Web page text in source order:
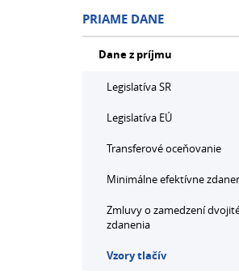
PRIAME DANE
Dane z príjmu
Legislatíva SR
Legislatíva EÚ
Transferové oceňovanie
Minimálne efektívne
Zmluvy o zamedzení
zdanenia
Vzory tlačív